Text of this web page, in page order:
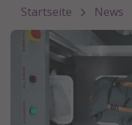
Flüge
Hotel
Reisen
Kreuzfahrten
Reiseziele
Startseite News